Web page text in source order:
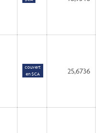
couvert
en $CA
25,6736